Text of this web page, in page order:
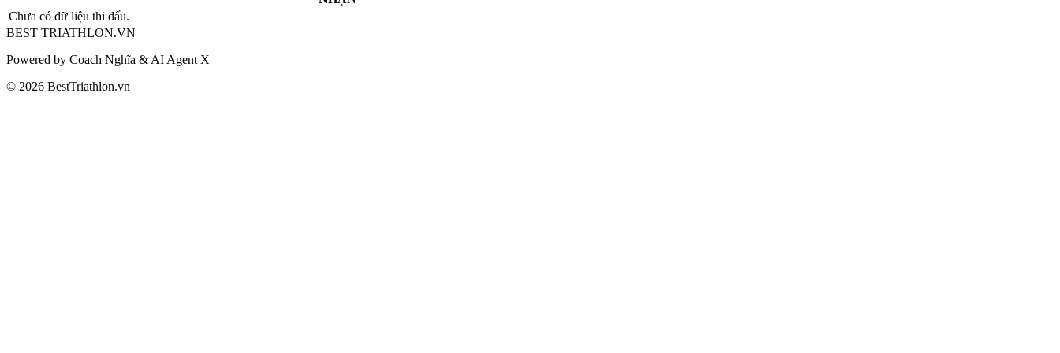
Chưa có dữ liệu thi đấu.
BEST TRIATHLON.VN
Powered by Coach Nghĩa & AI Agent X
© 2026 BestTriathlon.vn